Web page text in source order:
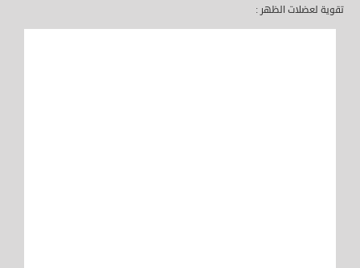
تقوية لعضلات الظهر :